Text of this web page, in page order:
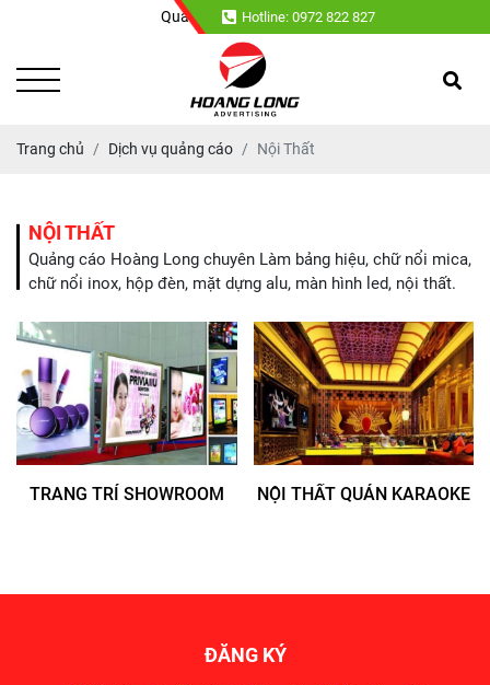
Quảng cáo Hoàng Long chuyên : Làm bảng
Hotline: 0972 822 827
Trang chủ Dịch vụ quảng cáo Nội Thất
NỘI THẤT
Quảng cáo Hoàng Long chuyên Làm bảng hiệu, chữ nổi mica,
chữ nổi inox, hộp đèn, mặt dựng alu, màn hình led, nội thất.
TRANG TRÍ SHOWROOM NỘI THẤT QUÁN KARAOKE
ĐĂNG KÝ